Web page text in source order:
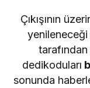
Çıkışının
dedikoduları
sonunda